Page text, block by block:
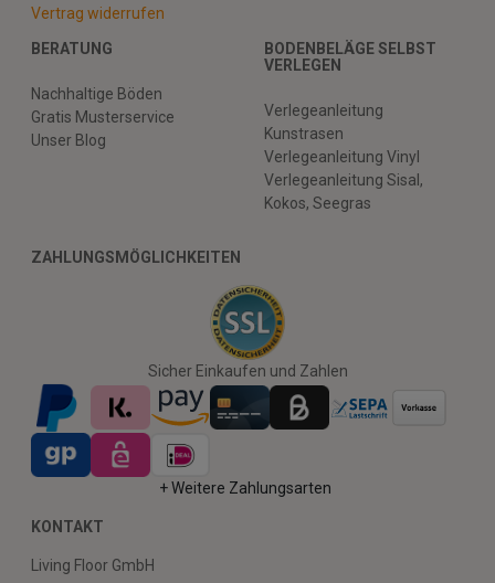
Vertrag widerrufen
BERATUNG
Nachhaltige Böden
Gratis Musterservice
Unser Blog
BODENBELÄGE SELBST
VERLEGEN
Verlegeanleitung
Kunstrasen
Verlegeanleitung Vinyl
Verlegeanleitung Sisal,
Kokos, Seegras
ZAHLUNGSMÖGLICHKEITEN
Sicher Einkaufen und Zahlen
+ Weitere Zahlungsarten
KONTAKT
Living Floor GmbH